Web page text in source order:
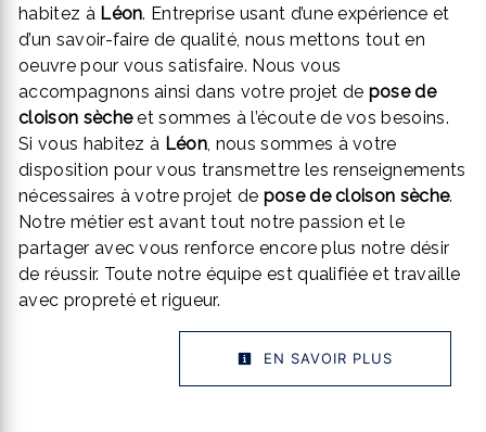
habitez à Léon. Entreprise usant d’une expérience et
d’un savoir-faire de qualité, nous mettons tout en
oeuvre pour vous satisfaire. Nous vous
accompagnons ainsi dans votre projet de pose de
cloison sècheet sommes à l’écoute de vos besoins.
Si vous habitez à Léon, nous sommes à votre
disposition pour vous transmettre les renseignements
nécessaires à votre projet de pose de cloison sèche.
Notre métier est avant tout notre passion et le
partager avec vous renforce encore plus notre désir
de réussir. Toute notre équipe est qualifiée et travaille
avec propreté et rigueur.
EN SAVOIR PLUS